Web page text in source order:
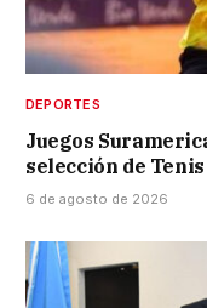
DEPORTES
Juegos
selección de Tenis
6 de agosto de 2026